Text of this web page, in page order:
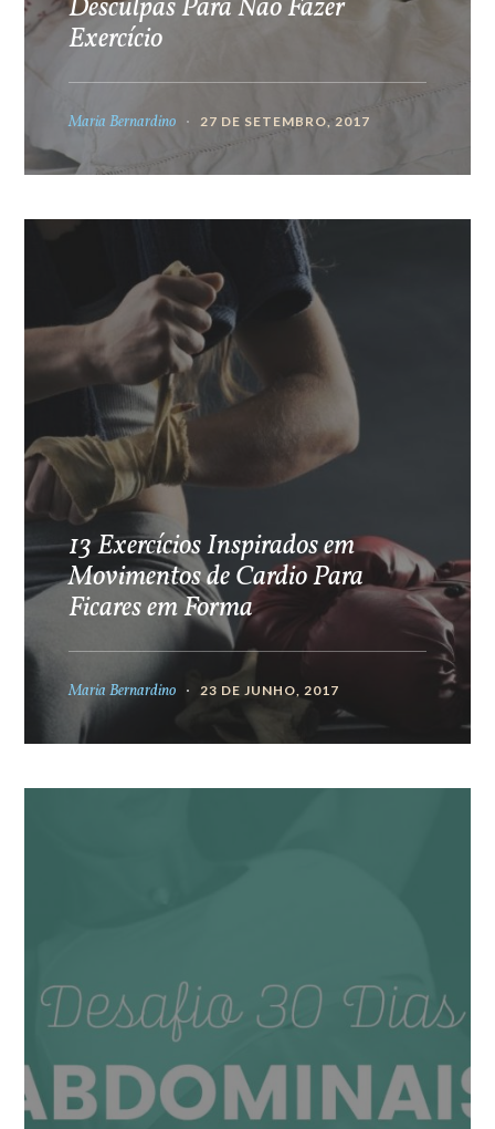
Desculpas Para Não Fazer
Exercício
Maria Bernardino 27 DE SETEMBRO, 2017
13 Exercícios Inspirados em
Movimentos de Cardio Para
Ficares em Forma
Maria Bernardino 23 DE JUNHO, 2017